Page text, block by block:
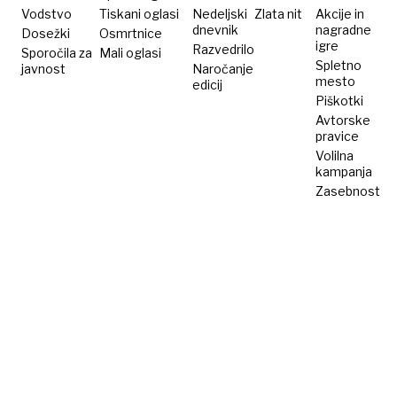
vojašnico
karabinjerjev
Vodstvo
Dosežki
Sporočila za
javnost
Tiskani oglasi
Osmrtnice
Mali oglasi
Nedeljski
dnevnik
Razvedrilo
Naročanje
edicij
Zlata nit
Akcije in
nagradne
igre
Spletno
mesto
Piškotki
Avtorske
pravice
Volilna
kampanja
Zasebnost